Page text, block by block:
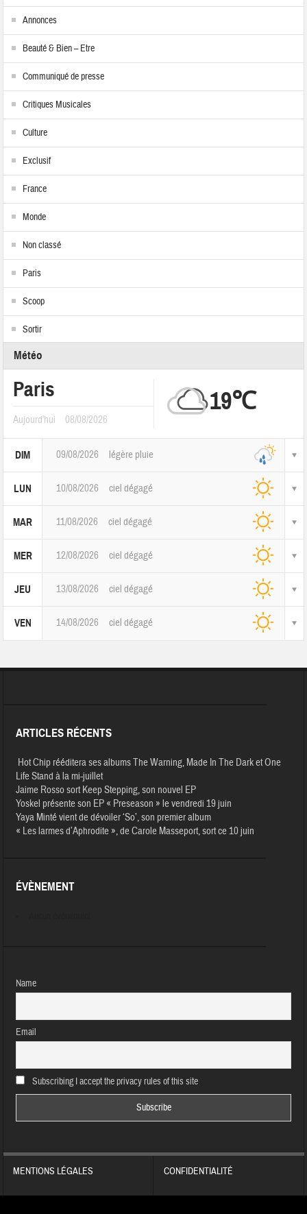
Annonces
Beauté & Bien – Etre
Communiqué de presse
Critiques Musicales
Culture
Exclusif
France
Monde
Non classé
Paris
Scoop
Sortir
Météo
Paris
Aujourd'hui 08/08/2026
19℃
DIM 09/08/2026 légère pluie
LUN 10/08/2026 ciel dégagé
MAR 11/08/2026 ciel dégagé
MER 12/08/2026 ciel dégagé
JEU 13/08/2026 ciel dégagé
VEN 14/08/2026 ciel dégagé
ARTICLES RÉCENTS
Hot Chip rééditera ses albums The Warning, Made In The Dark et One
Life Stand à la mi-juillet
Jaime Rosso sort Keep Stepping, son nouvel EP
Yoskel présente son EP « Preseason » le vendredi 19 juin
Yaya Minté vient de dévoiler ‘So’, son premier album
« Les larmes d’Aphrodite », de Carole Masseport, sort ce 10 juin
ÉVÈNEMENT
Name
Email
Subscribing I accept the privacy rules of this site
MENTIONS LÉGALES CONFIDENTIALITÉ